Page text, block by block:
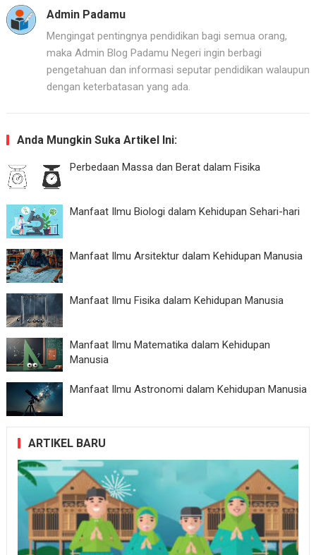
Admin Padamu
Mengingat pentingnya pendidikan bagi semua orang,
maka Admin Blog Padamu Negeri ingin berbagi
pengetahuan dan informasi seputar pendidikan walaupun
dengan keterbatasan yang ada.
Anda Mungkin Suka Artikel Ini:
Perbedaan Massa dan Berat dalam Fisika
Manfaat Ilmu Biologi dalam Kehidupan Sehari-hari
Manfaat Ilmu Arsitektur dalam Kehidupan Manusia
Manfaat Ilmu Fisika dalam Kehidupan Manusia
Manfaat Ilmu Matematika dalam Kehidupan
Manusia
Manfaat Ilmu Astronomi dalam Kehidupan Manusia
ARTIKEL BARU